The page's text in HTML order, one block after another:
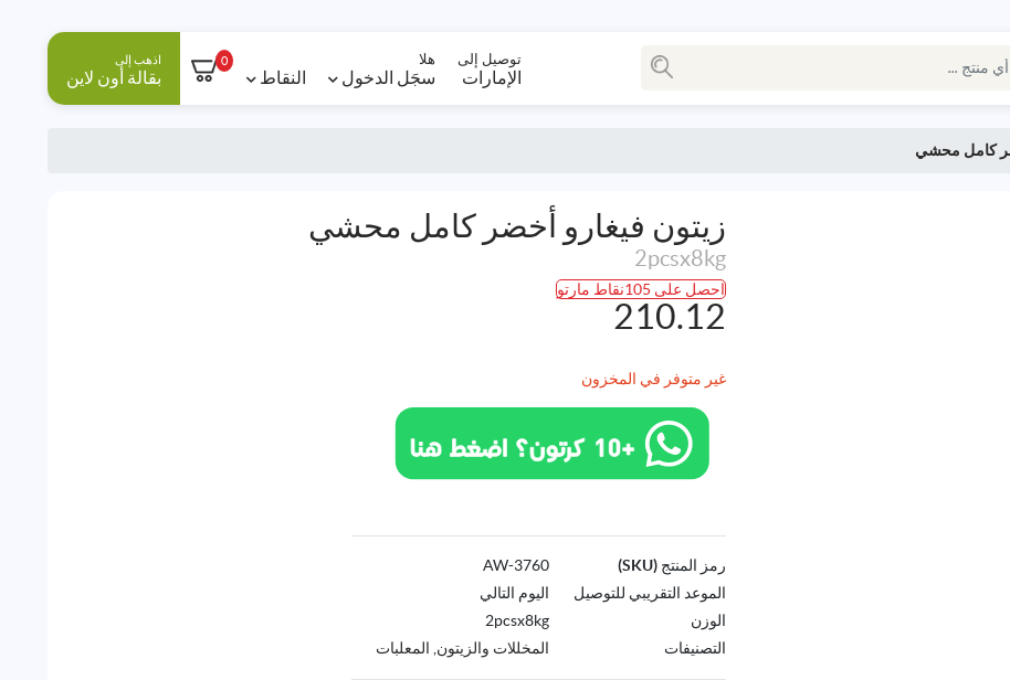
توصيل إلى
الإمارات
هلا
سجَل الدخول النقاط
0 اذهب إلى
بقالة أون لاين
كامل محشي
زيتون فيغارو أخضر كامل محشي
2pcsx8kg
احصل على 105نقاط مارتو
210.12
غير متوفر في المخزون
رمز المنتج (SKU)
3760-AW
الموعد التقريبي للتوصيل
اليوم التالي
الوزن
2pcsx8kg
التصنيفات
المخللات والزيتون, المعلبات